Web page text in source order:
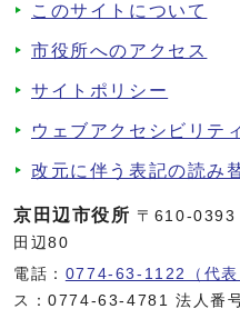
このサイトについて
市役所へのアクセス
サイトポリシー
ウェブアクセシビリティ
改元に伴う表記の読み
京田辺市役所 〒610-0393
田辺80
電話： 0774-63-1122（代表
ス：0774-63-4781 法人番号